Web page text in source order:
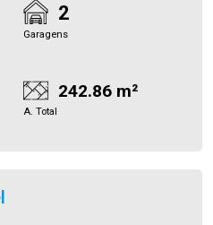
2
Garagens
242.86 m²
A. Total